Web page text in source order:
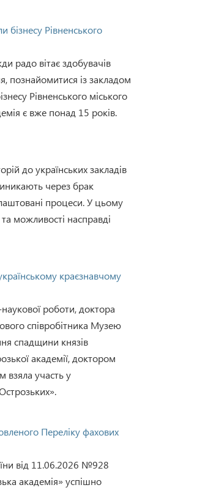
бізнесу Рівненського
радо вітає здобувачів
познайомитися із закладом
Рівненського міського
є вже понад 15 років.
до українських закладів
через брак
процеси. У цьому
можливості насправді
краєзнавчому
роботи, доктора
співробітника Музею
спадщини князів
академії, доктором
взяла участь у
Переліку фахових
від 11.06.2026 №928
академія» успішно